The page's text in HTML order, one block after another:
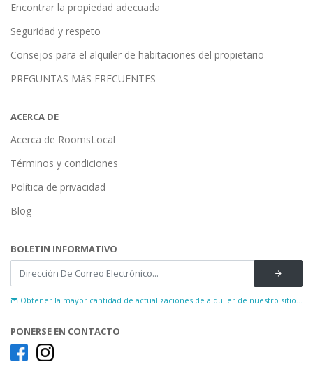
Encontrar la propiedad adecuada
Seguridad y respeto
Consejos para el alquiler de habitaciones del propietario
PREGUNTAS MáS FRECUENTES
ACERCA DE
Acerca de RoomsLocal
Términos y condiciones
Política de privacidad
Blog
BOLETIN INFORMATIVO
Obtener la mayor cantidad de actualizaciones de alquiler de nuestro sitio...
PONERSE EN CONTACTO